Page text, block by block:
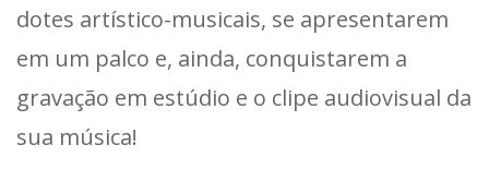
dotes artístico-musicais, se apresentarem
em um palco e, ainda, conquistarem a
gravação em estúdio e o clipe audiovisual da
sua música!